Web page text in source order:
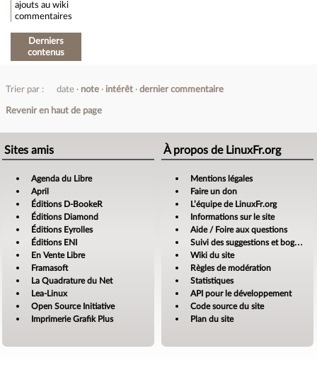
ajouts au wiki
commentaires
Derniers
contenus
Trier par : date note intérêt dernier commentaire
Revenir en haut de page
Sites amis
Agenda du Libre
April
Éditions D-BookeR
Éditions Diamond
Éditions Eyrolles
Éditions ENI
En Vente Libre
Framasoft
La Quadrature du Net
Lea-Linux
Open Source Initiative
Imprimerie Grafik Plus
À propos de LinuxFr.org
Mentions légales
Faire un don
L’équipe de LinuxFr.org
Informations sur le site
Aide / Foire aux questions
Suivi des suggestions et bogues
Wiki du site
Règles de modération
Statistiques
API pour le développement
Code source du site
Plan du site